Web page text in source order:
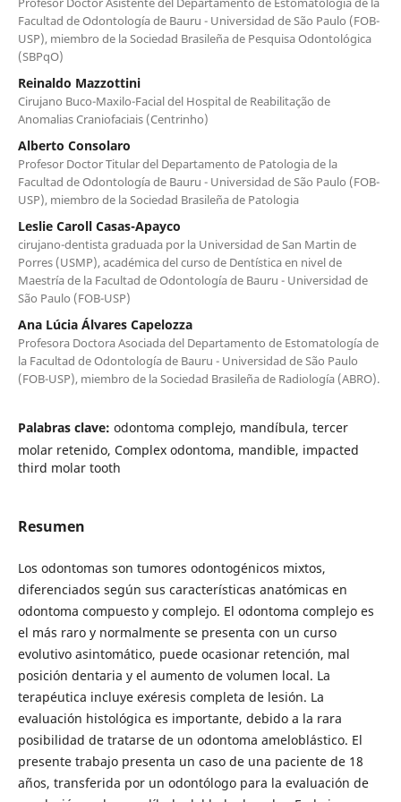
Facultad de Odontología de Bauru - Universidad de São Paulo (FOB-
USP), miembro de la Sociedad Brasileña de Pesquisa Odontológica
(SBPqO)
Reinaldo Mazzottini
Cirujano Buco-Maxilo-Facial del Hospital de Reabilitação de
Anomalias Craniofaciais (Centrinho)
Alberto Consolaro
Profesor Doctor Titular del Departamento de Patologia de la
Facultad de Odontología de Bauru - Universidad de São Paulo (FOB-
USP), miembro de la Sociedad Brasileña de Patologia
Leslie Caroll Casas-Apayco
cirujano-dentista graduada por la Universidad de San Martin de
Porres (USMP), académica del curso de Dentística en nivel de
Maestría de la Facultad de Odontología de Bauru - Universidad de
São Paulo (FOB-USP)
Ana Lúcia Álvares Capelozza
Profesora Doctora Asociada del Departamento de Estomatología de
la Facultad de Odontología de Bauru - Universidad de São Paulo
(FOB-USP), miembro de la Sociedad Brasileña de Radiología (ABRO).
Palabras clave: odontoma complejo, mandíbula, tercer
molar retenido, Complex odontoma, mandible, impacted
third molar tooth
Resumen
Los odontomas son tumores odontogénicos mixtos,
diferenciados según sus características anatómicas en
odontoma compuesto y complejo. El odontoma complejo es
el más raro y normalmente se presenta con un curso
evolutivo asintomático, puede ocasionar retención, mal
posición dentaria y el aumento de volumen local. La
terapéutica incluye exéresis completa de lesión. La
evaluación histológica es importante, debido a la rara
posibilidad de tratarse de un odontoma ameloblástico. El
presente trabajo presenta un caso de una paciente de 18
años, transferida por un odontólogo para la evaluación de